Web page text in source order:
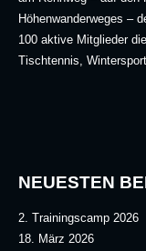
Höhenwanderweges –
100 aktive Mitglieder
Tischtennis,
NEUESTEN
2. Trainingscamp 2026
18. März 2026